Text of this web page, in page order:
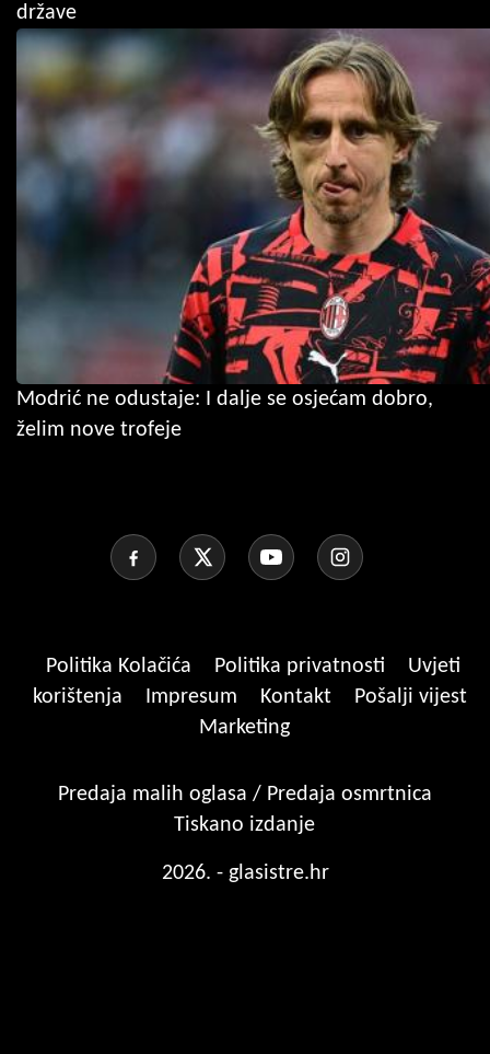
države
Modrić ne odustaje: I dalje se osjećam dobro,
želim nove trofeje
Politika Kolačića Politika privatnosti
Uvjeti
korištenja
Impresum Kontakt
Pošalji vijest
Marketing
Predaja malih oglasa / Predaja osmrtnica
Tiskano izdanje
2026. - glasistre.hr